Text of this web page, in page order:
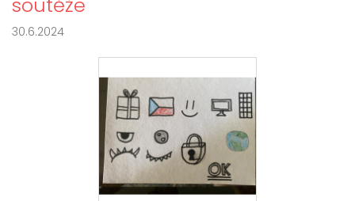
30.6.2024